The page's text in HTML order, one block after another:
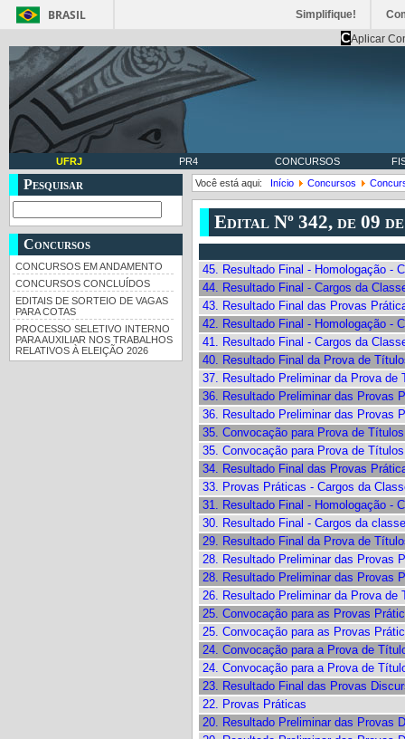
BRASIL Simplifique!
CAplicar
UFRJ PR4 CONCURSOS
Pesquisar
Concursos
CONCURSOS EM ANDAMENTO
CONCURSOS CONCLUÍDOS
EDITAIS DE SORTEIO DE VAGAS
PARA COTAS
PROCESSO SELETIVO INTERNO
PARA AUXILIAR NOS TRABALHOS
RELATIVOS À ELEIÇÃO 2026
Você está aqui: Início Concursos
Edital Nº 342, de 09
45. Resultado Final - Homologação -
44. Resultado Final - Cargos da
43. Resultado Final das Provas
42. Resultado Final - Homologação -
41. Resultado Final - Cargos da
40. Resultado Final da Prova de
37. Resultado Preliminar da Prova
36. Resultado Preliminar das Provas
36. Resultado Preliminar das Provas
35. Convocação para Prova de
35. Convocação para Prova de
34. Resultado Final das Provas
33. Provas Práticas - Cargos da
31. Resultado Final - Homologação -
30. Resultado Final - Cargos da
29. Resultado Final da Prova de
28. Resultado Preliminar das Provas
28. Resultado Preliminar das Provas
26. Resultado Preliminar da Prova
25. Convocação para as Provas
25. Convocação para as Provas
24. Convocação para a Prova de
24. Convocação para a Prova de
23. Resultado Final das Provas
22. Provas Práticas
20. Resultado Preliminar das Provas